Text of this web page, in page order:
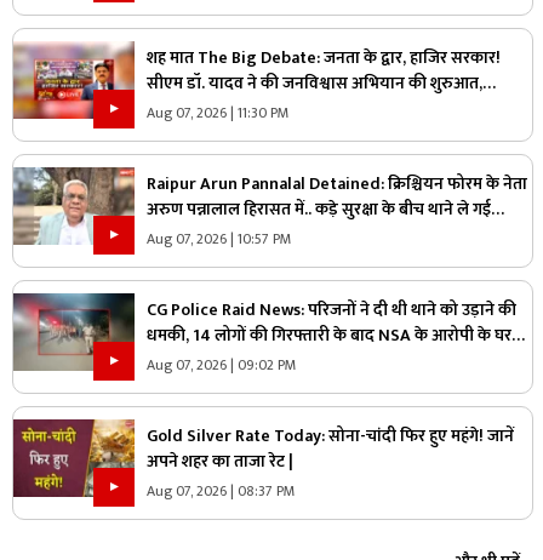
शह मात The Big Debate: जनता के द्वार, हाजिर सरकार!
सीएम डॉ. यादव ने की जनविश्वास अभियान की शुरुआत,
जनविश्वास मुहीम से क्या मजबूत होगी जमीनी पकड़
Aug 07, 2026 | 11:30 PM
Raipur Arun Pannalal Detained: क्रिश्चियन फोरम के नेता
अरुण पन्नालाल हिरासत में.. कड़े सुरक्षा के बीच थाने ले गई
पुलिस, जानें क्या है आरोप
Aug 07, 2026 | 10:57 PM
CG Police Raid News: परिजनों ने दी थी थाने को उड़ाने की
धमकी, 14 लोगों की गिरफ्तारी के बाद NSA के आरोपी के घर
पुलिस ने मारा छापा, जांच में मिली ये चौंकाने वाली चीज
Aug 07, 2026 | 09:02 PM
Gold Silver Rate Today: सोना-चांदी फिर हुए महंगे! जानें
अपने शहर का ताजा रेट |
Aug 07, 2026 | 08:37 PM